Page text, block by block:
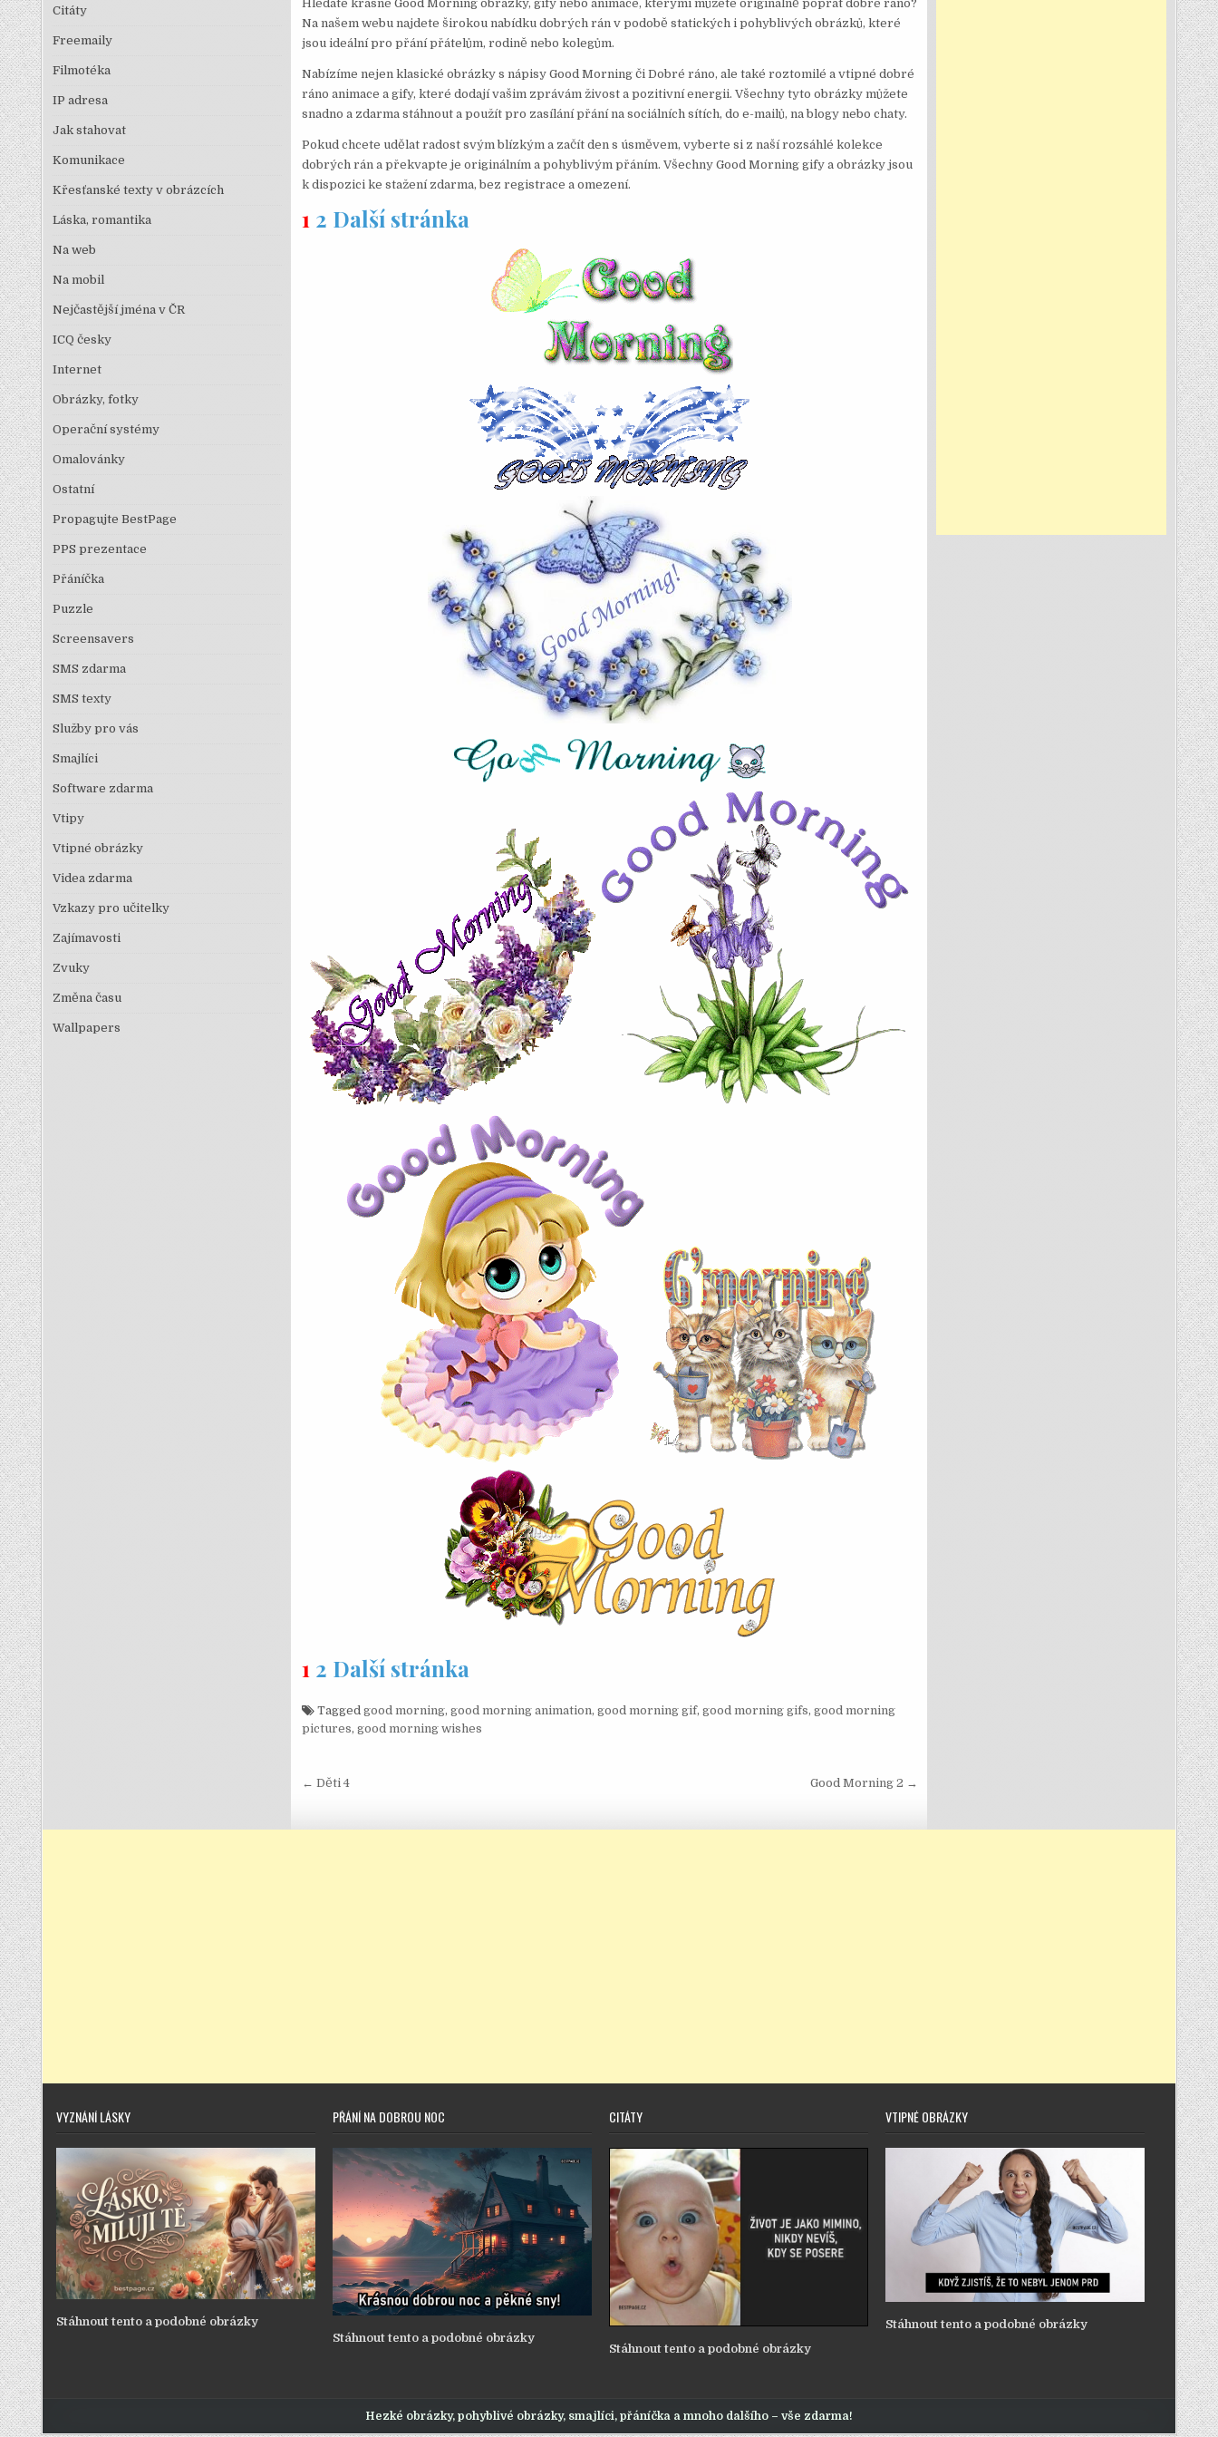
Hledáte krásné Good Morning obrázky, gify nebo animace, kterými můžete originálně popřát dobré ráno?
Na našem webu najdete širokou nabídku dobrých rán v podobě statických i pohyblivých obrázků, které
jsou ideální pro přání přátelům, rodině nebo kolegům.
Nabízíme nejen klasické obrázky s nápisy Good Morning či Dobré ráno, ale také roztomilé a vtipné dobré
ráno animace a gify, které dodají vašim zprávám živost a pozitivní energii. Všechny tyto obrázky můžete
snadno a zdarma stáhnout a použít pro zasílání přání na sociálních sítích, do e-mailů, na blogy nebo chaty.
Pokud chcete udělat radost svým blízkým a začít den s úsměvem, vyberte si z naší rozsáhlé kolekce
dobrých rán a překvapte je originálním a pohyblivým přáním. Všechny Good Morning gify a obrázky jsou
k dispozici ke stažení zdarma, bez registrace a omezení.
1 2 Další stránka
1 2 Další stránka
Tagged good morning, good morning animation, good morning gif, good morning gifs, good morning
pictures, good morning wishes
Navigace pro příspěvek
← Děti 4 Good Morning 2 →
Citáty
Freemaily
Filmotéka
IP adresa
Jak stahovat
Komunikace
Křesťanské texty v obrázcích
Láska, romantika
Na web
Na mobil
Nejčastější jména v ČR
ICQ česky
Internet
Obrázky, fotky
Operační systémy
Omalovánky
Ostatní
Propagujte BestPage
PPS prezentace
Přáníčka
Puzzle
Screensavers
SMS zdarma
SMS texty
Služby pro vás
Smajlíci
Software zdarma
Vtipy
Vtipné obrázky
Videa zdarma
Vzkazy pro učitelky
Zajímavosti
Zvuky
Změna času
Wallpapers
VYZNÁNÍ LÁSKY
Stáhnout tento a podobné obrázky
PŘÁNÍ NA DOBROU NOC
Stáhnout tento a podobné obrázky
CITÁTY
Stáhnout tento a podobné obrázky
VTIPNÉ OBRÁZKY
Stáhnout tento a podobné obrázky
Hezké obrázky, pohyblivé obrázky, smajlíci, přáníčka a mnoho dalšího – vše zdarma!